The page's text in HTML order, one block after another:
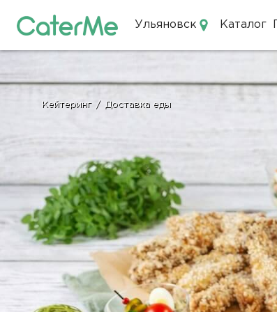
Ульяновск Каталог
Строка
Кейтеринг / Доставка еды